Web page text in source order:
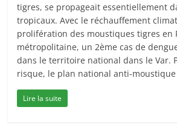
tigres, se propageait essentiellement
tropicaux. Avec le réchauffement
prolifération des moustiques tigres en
métropolitaine, un 2ème cas de
dans le territoire national dans le Var.
risque, le plan national anti-
Lire la suite